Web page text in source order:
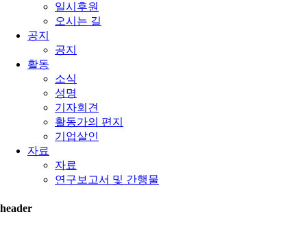
일시후원
오시는 길
공지
공지
활동
소식
성명
기자회견
활동가의 편지
기업살인
자료
자료
연구보고서 및 간행물
header